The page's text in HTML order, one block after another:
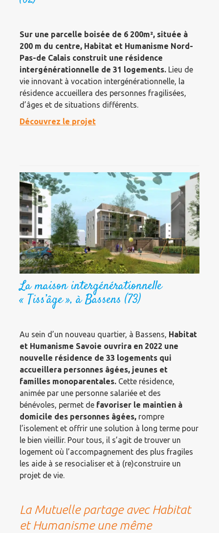
Sur une parcelle boisée de 6 200m², située à
200 m du centre, Habitat et Humanisme Nord-
Pas-de Calais construit une résidence
intergénérationnelle de 31 logements. Lieu de
vie innovant à vocation intergénérationnelle, la
résidence accueillera des personnes fragilisées,
d’âges et de situations différents.
Découvrez le projet
La maison intergénérationnelle
« Tiss’âge », à Bassens (73)
Au sein d’un nouveau quartier, à Bassens, Habitat
et Humanisme Savoie ouvrira en 2022 une
nouvelle résidence de 33 logements qui
accueillera personnes âgées, jeunes et
familles monoparentales. Cette résidence,
animée par une personne salariée et des
bénévoles, permet de favoriser le maintien à
domicile des personnes âgées, rompre
l’isolement et offrir une solution à long terme pour
le bien vieillir. Pour tous, il s’agit de trouver un
logement où l’accompagnement des plus fragiles
les aide à se resocialiser et à (re)construire un
projet de vie.
La Mutuelle partage avec Habitat
et Humanisme une même